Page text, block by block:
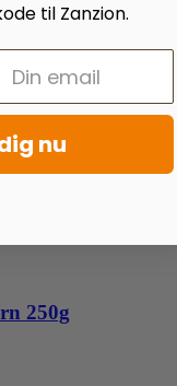
250g
til Zanzion.
nu